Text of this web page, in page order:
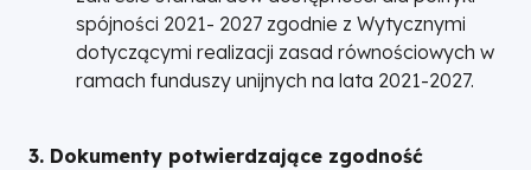
spójności 2021- 2027 zgodnie z Wytycznymi
dotyczącymi realizacji zasad równościowych w
ramach funduszy unijnych na lata 2021-2027.
3. Dokumenty potwierdzające zgodność